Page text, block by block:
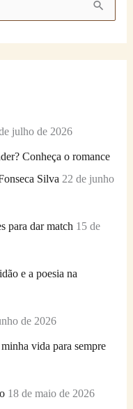
julho de 2026
Conheça o romance
Silva 22 de junho
para dar match 15 de
e a poesia na
de 2026
vida para sempre
18 de maio de 2026